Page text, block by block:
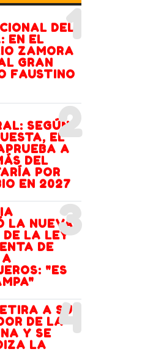
1
DEL
EN EL
ZAMORA
GRAN
FAUSTINO
2
SEGÚN
EL
A
DEL
POR
EN 2027
3
LA NUEVA
DE LA LEY
DE
A
"ES
4
A SU
DE LA
Y SE
LA